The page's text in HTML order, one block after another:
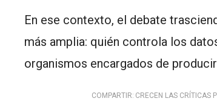
En ese contexto, el debate
más amplia: quién controla los
organismos encargados de
COMPARTIR: CRECEN LAS CRÍTICAS